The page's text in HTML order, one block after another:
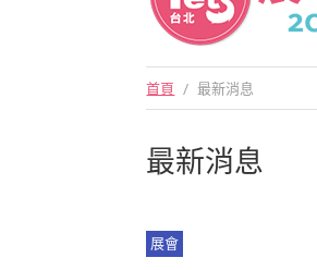
首頁 / 最新消息
最新消息
展會